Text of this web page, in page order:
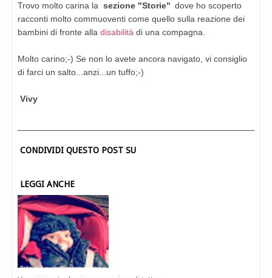
Trovo molto carina la sezione "Storie" dove ho scoperto
racconti molto commuoventi come quello sulla reazione dei
bambini di fronte alla disabilità di una compagna.
Molto carino;-) Se non lo avete ancora navigato, vi consiglio
di farci un salto...anzi...un tuffo;-)
Vivy
CONDIVIDI QUESTO POST SU
LEGGI ANCHE